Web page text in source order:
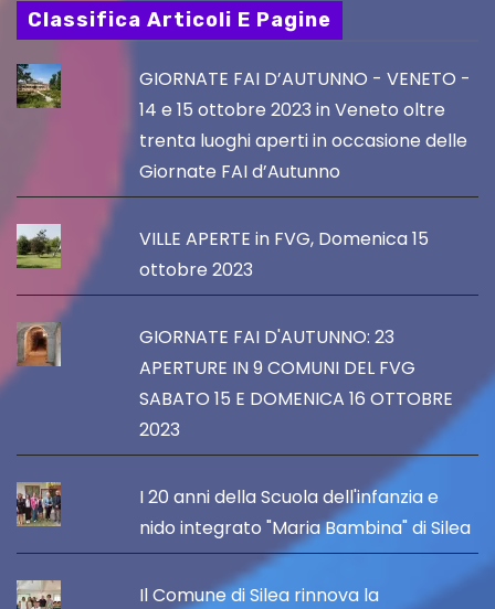
Classifica Articoli E Pagine
GIORNATE FAI D’AUTUNNO - VENETO -
14 e 15 ottobre 2023 in Veneto oltre
trenta luoghi aperti in occasione delle
Giornate FAI d’Autunno
VILLE APERTE in FVG, Domenica 15
ottobre 2023
GIORNATE FAI D'AUTUNNO: 23
APERTURE IN 9 COMUNI DEL FVG
SABATO 15 E DOMENICA 16 OTTOBRE
2023
I 20 anni della Scuola dell'infanzia e
nido integrato "Maria Bambina" di Silea
Il Comune di Silea rinnova la